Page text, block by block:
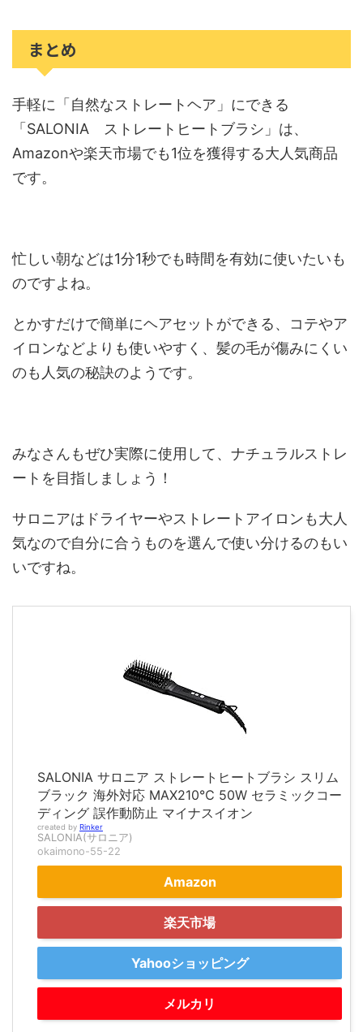
まとめ
手軽に「自然なストレートヘア」にできる
「SALONIA ストレートヒートブラシ」は、
Amazonや楽天市場でも1位を獲得する大人気商品
です。
忙しい朝などは1分1秒でも時間を有効に使いたいも
のですよね。
とかすだけで簡単にヘアセットができる、コテやア
イロンなどよりも使いやすく、髪の毛が傷みにくい
のも人気の秘訣のようです。
みなさんもぜひ実際に使用して、ナチュラルストレ
ートを目指しましょう！
サロニアはドライヤーやストレートアイロンも大人
気なので自分に合うものを選んで使い分けるのもい
いですね。
SALONIA サロニア ストレートヒートブラシ スリム
ブラック 海外対応 MAX210℃ 50W セラミックコー
ディング 誤作動防止 マイナスイオン
created by Rinker
SALONIA(サロニア)
okaimono-55-22
Amazon
楽天市場
Yahooショッピング
メルカリ